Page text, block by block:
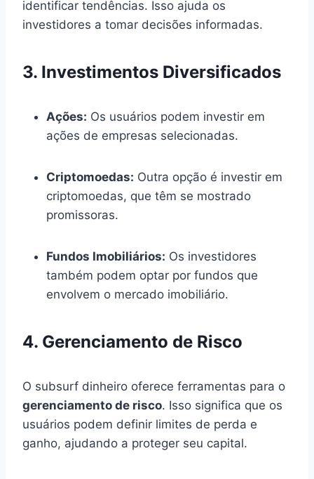
identificar tendências. Isso ajuda os
investidores a tomar decisões informadas.
3. Investimentos Diversificados
Ações: Os usuários podem investir em
ações de empresas selecionadas.
Criptomoedas: Outra opção é investir em
criptomoedas, que têm se mostrado
promissoras.
Fundos Imobiliários: Os investidores
também podem optar por fundos que
envolvem o mercado imobiliário.
4. Gerenciamento de Risco
O subsurf dinheiro oferece ferramentas para o
gerenciamento de risco. Isso significa que os
usuários podem definir limites de perda e
ganho, ajudando a proteger seu capital.